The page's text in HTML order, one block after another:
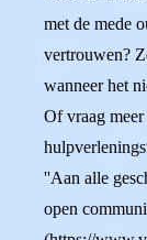
met de mede
vertrouwen?
wanneer het
Of vraag
''Aan alle
open